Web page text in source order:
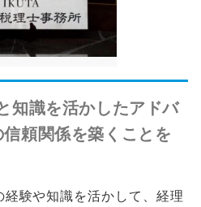
知識を活かしたアドバ
頼関係を築くことを
験や知識を活かして、経理